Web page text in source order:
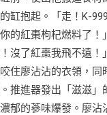
缸抱起。「走！K-
的紅棗枸杞燃料了！
沒了紅棗我飛不遠！
住廖沾沾的衣領，同
推進器發出「滋滋」
郁的蔘味爆發。廖沾